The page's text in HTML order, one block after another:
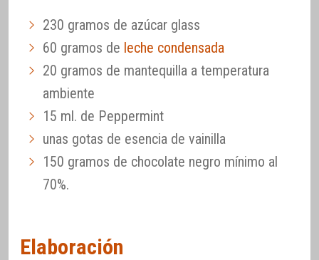
230 gramos de azúcar glass
60 gramos de leche condensada
20 gramos de mantequilla a temperatura
ambiente
15 ml. de Peppermint
unas gotas de esencia de vainilla
150 gramos de chocolate negro mínimo al
70%.
Elaboración